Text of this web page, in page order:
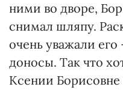
ними во дворе,
снимал шляпу.
очень уважали
доносы. Так что
Ксении